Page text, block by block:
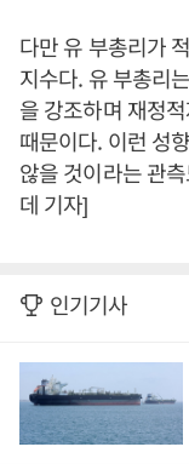
다만 유 부총리가
지수다. 유 부총리
을 강조하며 재정
때문이다. 이런 성
않을 것이라는 관
데 기자]
인기기사